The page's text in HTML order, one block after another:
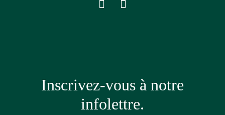
Inscrivez-vous à notre
infolettre.